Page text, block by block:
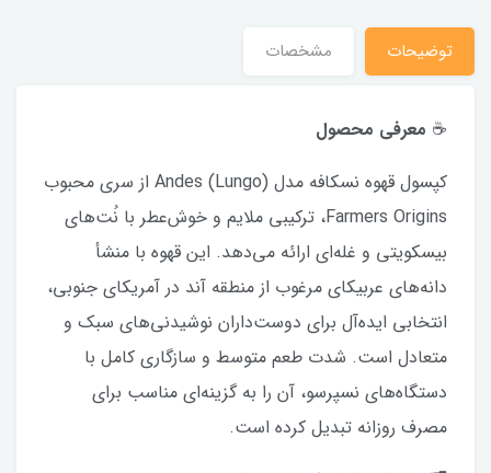
توضیحات مشخصات
☕ معرفی محصول
کپسول قهوه نسکافه مدل Andes (Lungo) از سری محبوب
Farmers Origins، ترکیبی ملایم و خوش‌عطر با نُت‌های
بیسکویتی و غله‌ای ارائه می‌دهد. این قهوه با منشأ
دانه‌های عربیکای مرغوب از منطقه آند در آمریکای جنوبی،
انتخابی ایده‌آل برای دوست‌داران نوشیدنی‌های سبک و
متعادل است. شدت طعم متوسط و سازگاری کامل با
دستگاه‌های نسپرسو، آن را به گزینه‌ای مناسب برای
مصرف روزانه تبدیل کرده است.